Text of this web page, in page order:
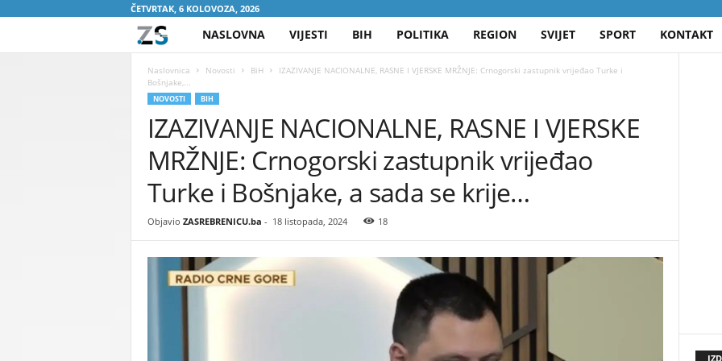
ČETVRTAK, 6 KOLOVOZA, 2026
A
S
R
E
NASLOVNA VIJESTI BIH POLITIKA REGION SVIJET SPORT KONTAKT
Naslovnica Novosti BiH
IZAZIVANJE NACIONALNE, RASNE I VJERSKE MRŽNJE: Crnogorski zastupnik vrijeđao Turke i
Bošnjake,...
NOVOSTI BIH
IZAZIVANJE NACIONALNE, RASNE I VJERSKE
MRŽNJE: Crnogorski zastupnik vrijeđao
Turke i Bošnjake, a sada se krije…
Objavio ZASREBRENICU.ba - 18 listopada, 2024 18